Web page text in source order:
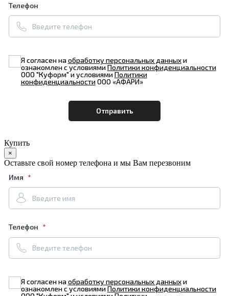
Телефон
Я согласен наобработку персональных данныхи
ознакомлен с условиямиПолитики конфиденциальности
ООО "Куформ" и условиямиПолитики
конфиденциальностиООО «АФАРИ»
Купить
×
Оставьте свой номер телефона и мы Вам перезвоним
Имя
Телефон
Я согласен наобработку персональных данныхи
ознакомлен с условиямиПолитики конфиденциальности